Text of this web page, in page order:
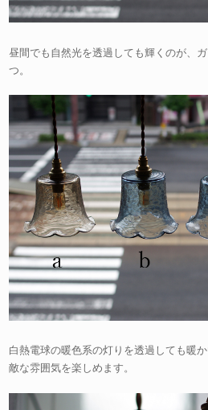
昼間でも自然光を透過しても輝くのが、
つ。
白熱電球の暖色系の灯りを透過しても暖
敵な雰囲気を楽しめます。